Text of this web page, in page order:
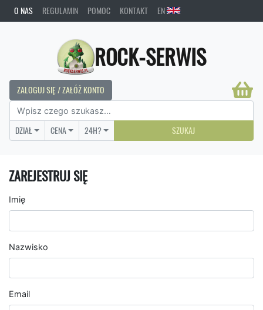
O NAS REGULAMIN POMOC KONTAKT EN
ROCK-SERWIS
ZALOGUJ SIĘ / ZAŁÓŻ KONTO
DZIAŁ CENA 24H? SZUKAJ
ZAREJESTRUJ SIĘ
Imię
Nazwisko
Email